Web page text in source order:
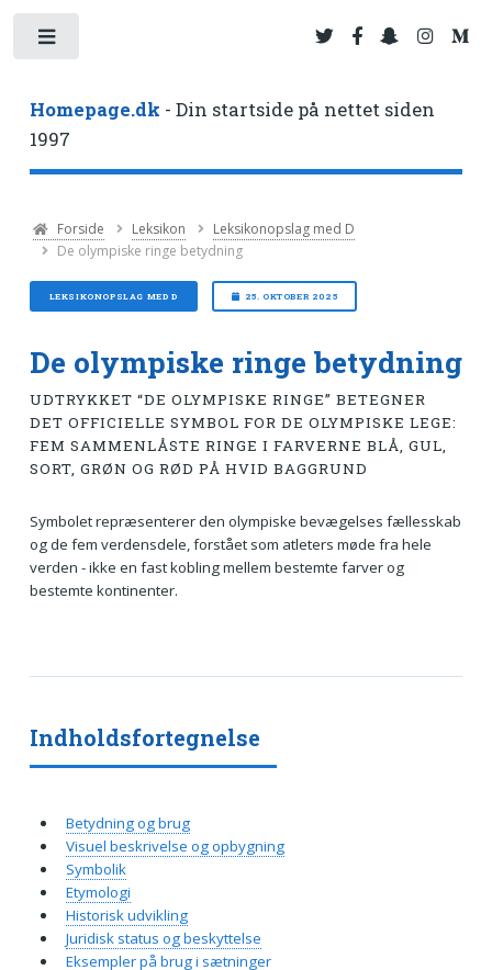
Homepage.dk - Din startside på nettet siden
1997
Forside Leksikon
Leksikonopslag med D
De olympiske ringe betydning
LEKSIKONOPSLAG MED D 25. OKTOBER 2025
De olympiske ringe betydning
UDTRYKKET “DE OLYMPISKE RINGE” BETEGNER
DET OFFICIELLE SYMBOL FOR DE OLYMPISKE LEGE:
FEM SAMMENLÅSTE RINGE I FARVERNE BLÅ, GUL,
SORT, GRØN OG RØD PÅ HVID BAGGRUND
Symbolet repræsenterer den olympiske bevægelses fællesskab
og de fem verdensdele, forstået som atleters møde fra hele
verden - ikke en fast kobling mellem bestemte farver og
bestemte kontinenter.
Indholdsfortegnelse
Betydning og brug
Visuel beskrivelse og opbygning
Symbolik
Etymologi
Historisk udvikling
Juridisk status og beskyttelse
Eksempler på brug i sætninger